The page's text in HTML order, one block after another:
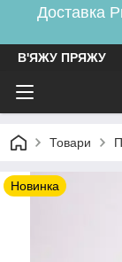
Доставка
В'ЯЖУ ПРЯЖУ
Товари
Новинка